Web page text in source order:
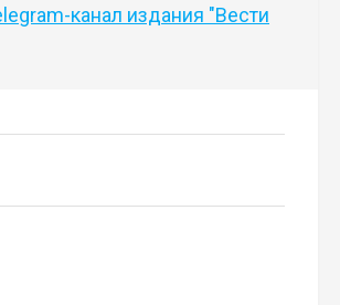
канал издания "Вести